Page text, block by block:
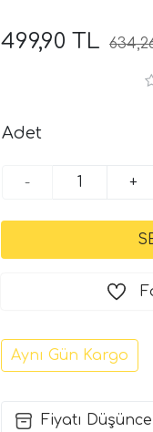
499,90 TL
Adet
- +
Aynı Gün Kargo
Fiyatı